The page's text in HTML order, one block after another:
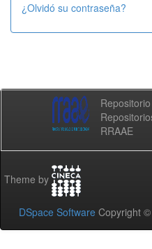
¿Olvidó su contraseña?
RRAAE
Theme by
DSpace Software Copyright